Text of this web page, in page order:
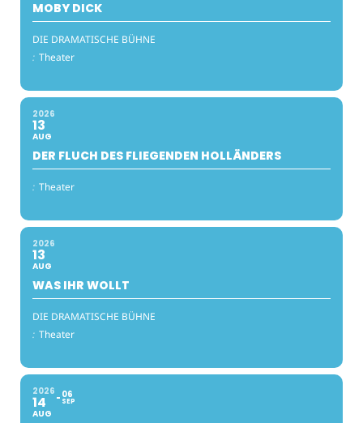
MOBY DICK
DIE DRAMATISCHE BÜHNE
: Theater
2026
13
AUG
DER FLUCH DES FLIEGENDEN HOLLÄNDERS
: Theater
2026
13
AUG
WAS IHR WOLLT
DIE DRAMATISCHE BÜHNE
: Theater
2026
14
AUG
06
SEP